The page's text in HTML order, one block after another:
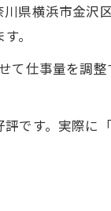
力
理由
プの道
ニアの工夫
リット
県横浜市金沢
。
仕事量を調
です。実際に